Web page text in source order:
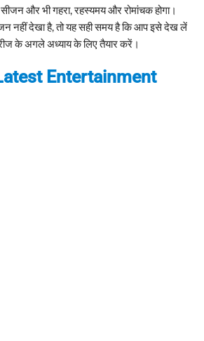
और भी गहरा, रहस्यमय और रोमांचक होगा।
नहीं देखा है, तो यह सही समय है कि आप इसे देख लें
के अगले अध्याय के लिए तैयार करें।
Entertainment